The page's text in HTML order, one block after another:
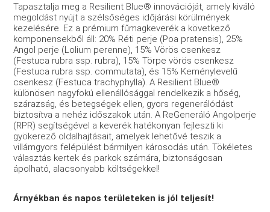
Tapasztalja meg a Resilient Blue® innovációját, amely kiváló
megoldást nyújt a szélsőséges időjárási körülmények
kezelésére. Ez a prémium fűmagkeverék a következő
komponensekből áll: 20% Réti perje (Poa pratensis), 25%
Angol perje (Lolium perenne), 15% Vörös csenkesz
(Festuca rubra ssp. rubra), 15% Törpe vörös csenkesz
(Festuca rubra ssp. commutata), és 15% Keménylevelű
csenkesz (Festuca trachyphylla). A Resilient Blue®
különösen nagyfokú ellenállósággal rendelkezik a hőség,
szárazság, és betegségek ellen, gyors regenerálódást
biztosítva a nehéz időszakok után. A ReGeneráló Angolperje
(RPR) segítségével a keverék hatékonyan fejleszti ki
gyökerező oldalhajtásait, amelyek lehetővé teszik a
villámgyors felépülést bármilyen károsodás után. Tökéletes
választás kertek és parkok számára, biztonságosan
ápolható, alacsonyabb költségekkel!
Árnyékban és napos területeken is jól teljesít!